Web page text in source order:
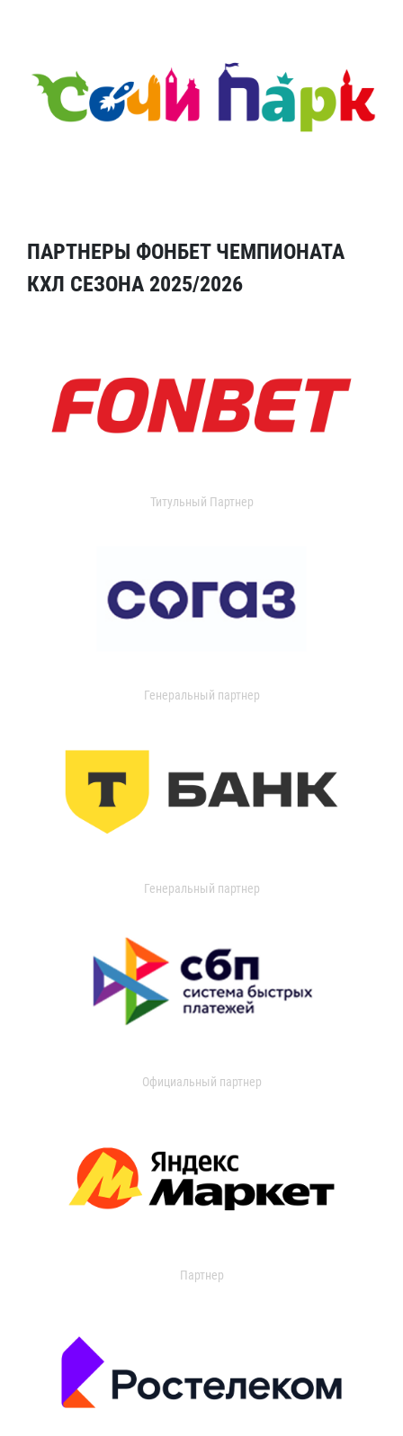
ПАРТНЕРЫ ФОНБЕТ ЧЕМПИОНАТА
КХЛ СЕЗОНА 2025/2026
Титульный Партнер
Генеральный партнер
Генеральный партнер
Официальный партнер
Партнер